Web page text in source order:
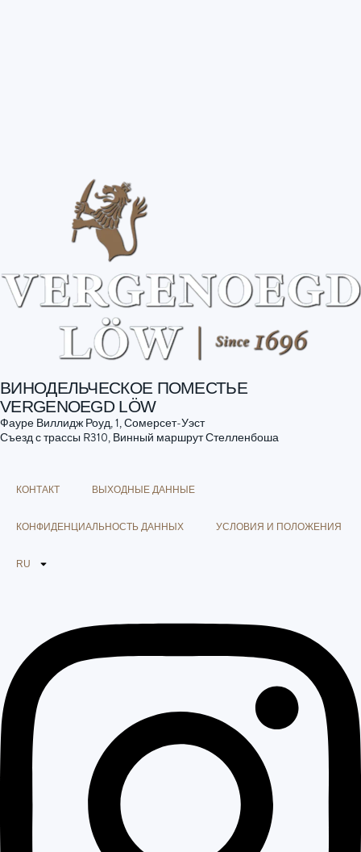
ВИНОДЕЛЬЧЕСКОЕ ПОМЕСТЬЕ
VERGENOEGD LÖW
Фауре Виллидж Роуд, 1, Сомерсет-Уэст
Съезд с трассы R310, Винный маршрут Стелленбоша
КОНТАКТ ВЫХОДНЫЕ ДАННЫЕ
КОНФИДЕНЦИАЛЬНОСТЬ ДАННЫХ УСЛОВИЯ И ПОЛОЖЕНИЯ
RU